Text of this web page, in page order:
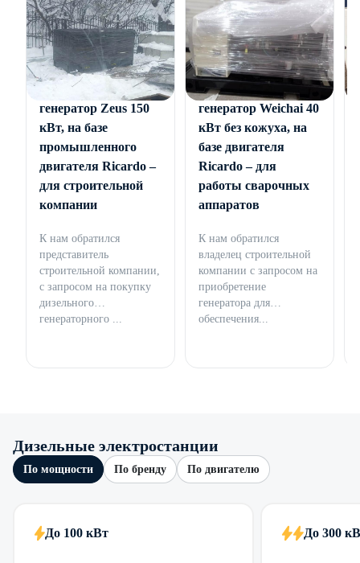
Дизельный
генератор Zeus 150
кВт, на базе
промышленного
двигателя Ricardo –
для строительной
компании
К нам обратился
представитель
строительной компании,
с запросом на покупку
дизельного
генераторного ...
Дизельный
генератор Weichai 40
кВт без кожуха, на
базе двигателя
Ricardo – для
работы сварочных
аппаратов
К нам обратился
владелец строительной
компании с запросом на
приобретение
генератора для
обеспечения...
Дизельные электростанции
По мощности По бренду По двигателю
До 100 кВт До 300